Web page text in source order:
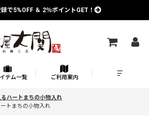
で5%OFF ＆ 2％ポイントGET！
テム一覧 ご利用案内
るハートまちの小物入れ
トまちの小物入れ